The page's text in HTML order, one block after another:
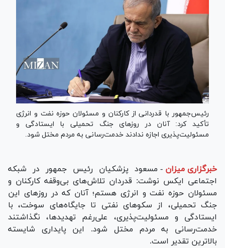
رئیس‌جمهور با قدردانی از کارکنان و مسئولان حوزه نفت و انرژی
تأکید کرد: آنان در روزهای جنگ تحمیلی با ایستادگی و
مسئولیت‌پذیری اجازه ندادند خدمت‌رسانی به مردم مختل شود.
خبرگزاری میزان - مسعود پزشکیان رئیس جمهور در شبکه
اجتماعی ایکس نوشت: قدردان تلاش‌های بی‌وقفه کارکنان و
مسئولان حوزه نفت و انرژی هستم؛ آنان که در روز‌های این
جنگ تحمیلی، از سکو‌های نفتی تا جایگاه‌های سوخت، با
ایستادگی و مسئولیت‌پذیری، علی‌رغم تهدیدها، نگذاشتند
خدمت‌رسانی به مردم مختل شود. این پایداری شایسته
بالاترین تقدیر است.